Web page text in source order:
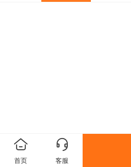
首页 客服